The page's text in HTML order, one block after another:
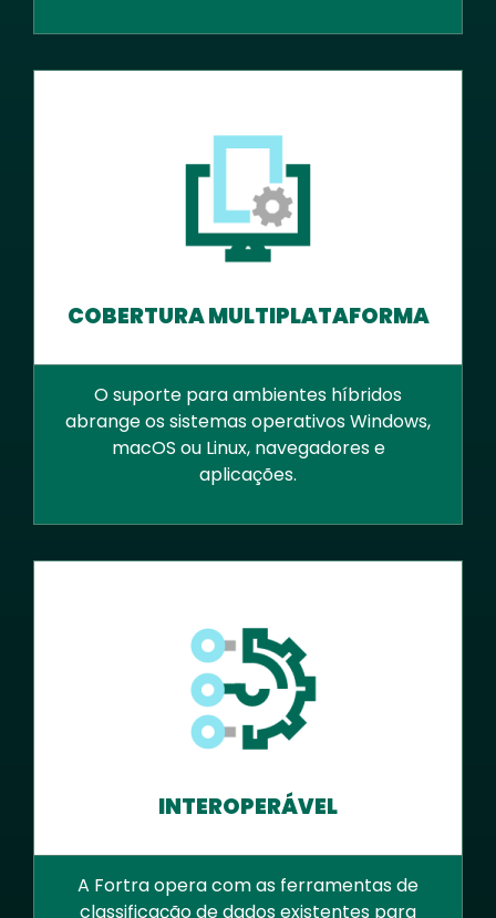
COBERTURA MULTIPLATAFORMA
O suporte para ambientes híbridos
abrange os sistemas operativos Windows,
macOS ou Linux, navegadores e
aplicações.
INTEROPERÁVEL
A Fortra opera com as ferramentas de
classificação de dados existentes para